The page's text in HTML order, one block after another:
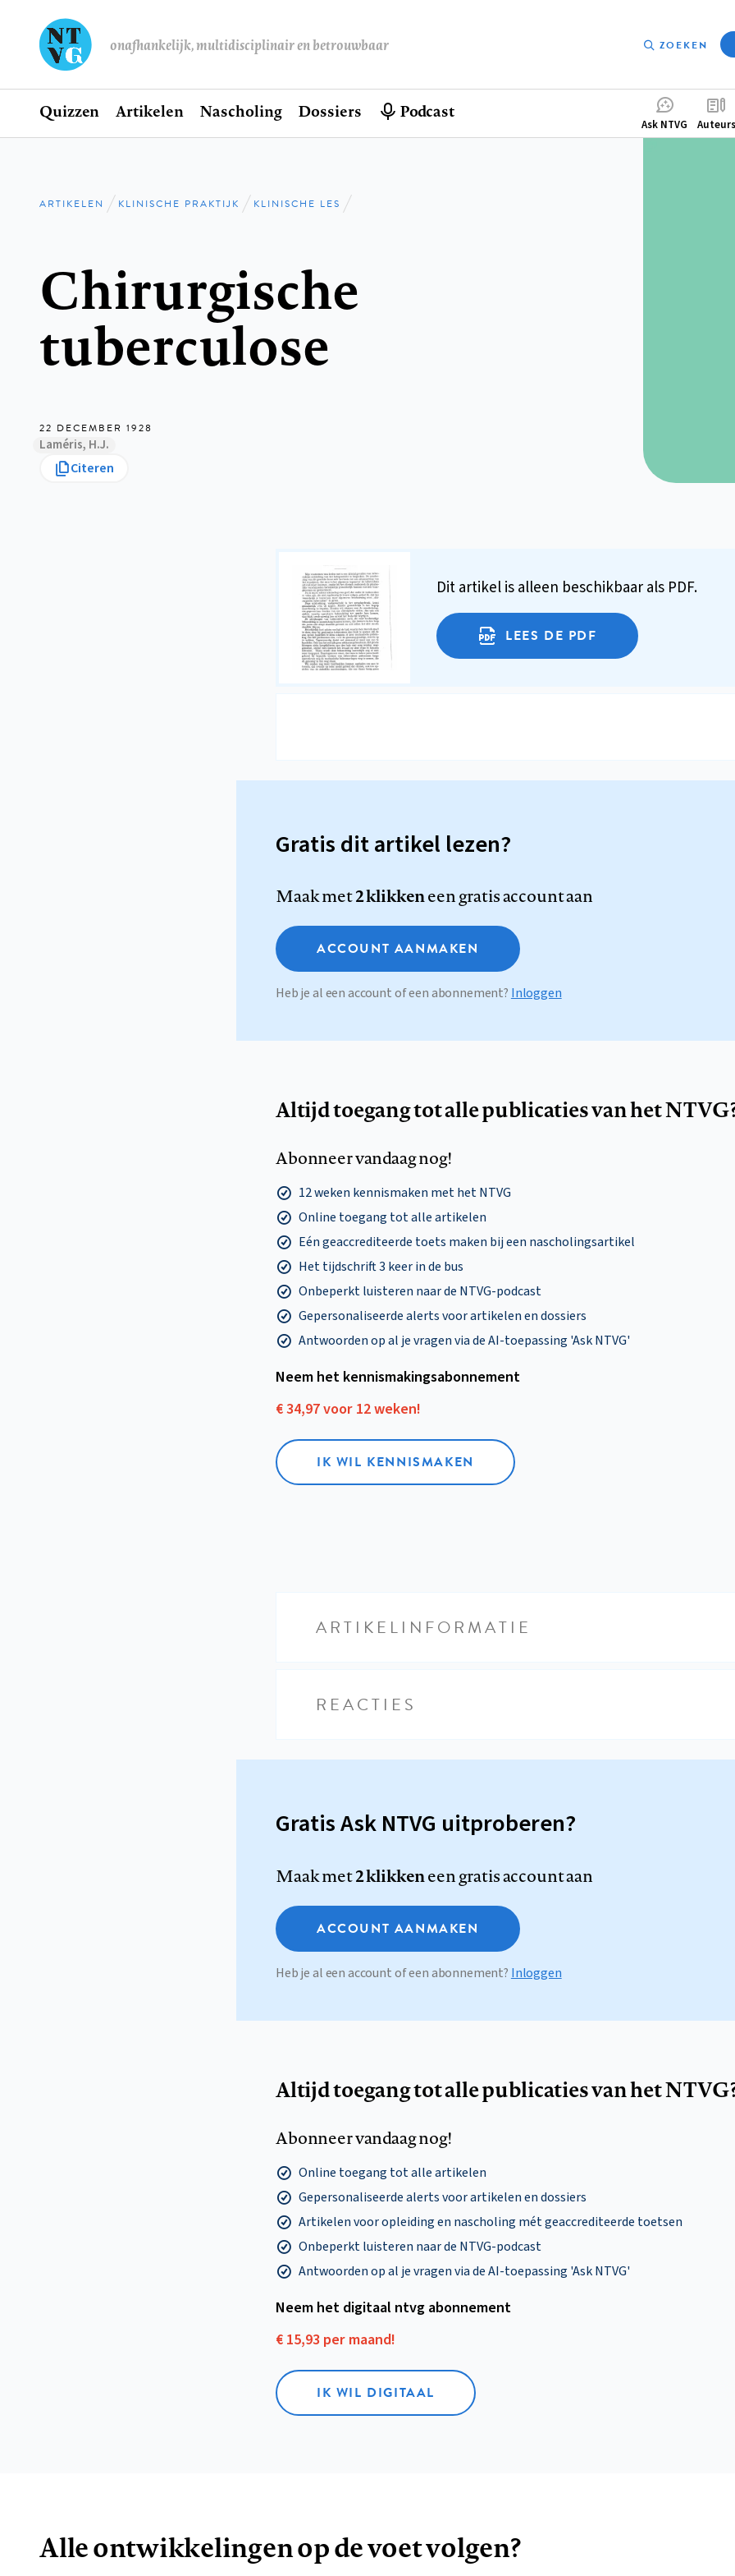
onafhankelijk, multidisciplinair en betrouwbaar ZOEKEN
Hoofdnavigatie
Home
Quizzen Artikelen Nascholing Dossiers Podcast
Ask NTVG Auteurs
Kruimelpad
ARTIKELEN KLINISCHE PRAKTIJK KLINISCHE LES
Chirurgische
tuberculose
22 DECEMBER 1928
Laméris, H.J.
Citeren
Dit artikel is alleen beschikbaar als PDF.
LEES DE PDF
Gratis dit artikel lezen?
Maak met2 klikkeneen gratis account aan
ACCOUNT AANMAKEN
Heb je al een account of een abonnement? Inloggen
Altijd toegang tot alle publicaties van het
Abonneer vandaag nog!
12 weken kennismaken met het NTVG
Online toegang tot alle artikelen
Eén geaccrediteerde toets maken bij een nascholingsartikel
Het tijdschrift 3 keer in de bus
Onbeperkt luisteren naar de NTVG-podcast
Gepersonaliseerde alerts voor artikelen en dossiers
Antwoorden op al je vragen via de AI-toepassing 'Ask NTVG'
Neem het kennismakings­abonnement
€ 34,97 voor 12 weken!
IK WIL KENNISMAKEN
ARTIKELINFORMATIE
REACTIES
Gratis Ask NTVG uitproberen?
Maak met2 klikkeneen gratis account aan
ACCOUNT AANMAKEN
Heb je al een account of een abonnement? Inloggen
Altijd toegang tot alle publicaties van het
Abonneer vandaag nog!
Online toegang tot alle artikelen
Gepersonaliseerde alerts voor artikelen en dossiers
Artikelen voor opleiding en nascholing mét geaccrediteerde toetsen
Onbeperkt luisteren naar de NTVG-podcast
Antwoorden op al je vragen via de AI-toepassing 'Ask NTVG'
Neem het digitaal ntvg abonnement
€ 15,93 per maand!
IK WIL DIGITAAL
Alle ontwikkelingen op de voet volgen?